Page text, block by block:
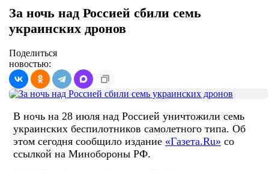
За ночь над Россией сбили семь
украинских дронов
Поделиться
новостью:
В ночь на 28 июля над Россией уничтожили семь
украинских беспилотников самолетного типа. Об
этом сегодня сообщило издание «Газета.Ru» со
ссылкой на Минобороны РФ.